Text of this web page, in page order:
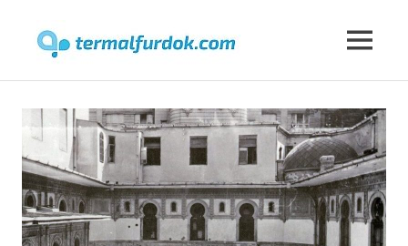
content
MENU